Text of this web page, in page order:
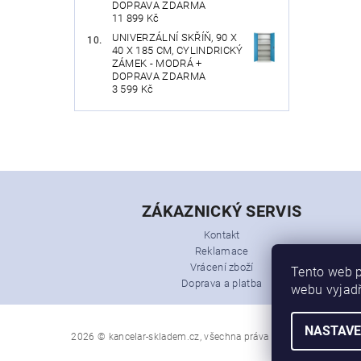
DOPRAVA ZDARMA
11 899 Kč
UNIVERZÁLNÍ SKŘÍŇ, 90 X
40 X 185 CM, CYLINDRICKÝ
ZÁMEK - MODRÁ +
DOPRAVA ZDARMA
3 599 Kč
ZÁKAZNICKÝ SERVIS
Kontakt
Reklamace
Vrácení zboží
Doprava a platba
2026 © kancelar-skladem.cz, všechna práva vyhrazena
Tento web
webu